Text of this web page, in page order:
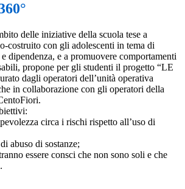
delle iniziative della scuola tese a
costruito con gli adolescenti in tema di
e dipendenza, e a promuovere comportamenti
propone per gli studenti il progetto “LE
dagli operatori dell’unità operativa
in collaborazione con gli operatori della
circa i rischi rispetto all’uso di
abuso di sostanze;
essere consci che non sono soli e che